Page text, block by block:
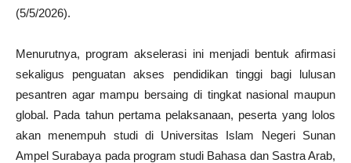
(5/5/2026).
Menurutnya, program akselerasi ini menjadi bentuk afirmasi
sekaligus penguatan akses pendidikan tinggi bagi lulusan
pesantren agar mampu bersaing di tingkat nasional maupun
global. Pada tahun pertama pelaksanaan, peserta yang lolos
akan menempuh studi di Universitas Islam Negeri Sunan
Ampel Surabaya pada program studi Bahasa dan Sastra Arab,